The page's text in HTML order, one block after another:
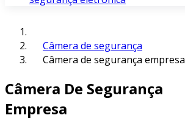
Câmera de segurança
Câmera de segurança empresa
Câmera De Segurança
Empresa